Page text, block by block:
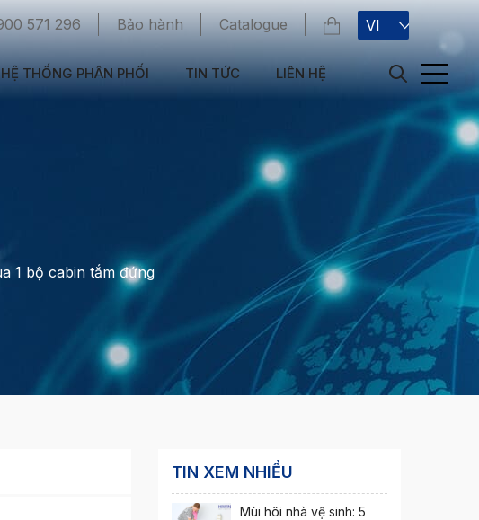
571 296 Bảo hành Catalogue VI
HỆ THỐNG PHÂN PHỐI TIN TỨC LIÊN HỆ
1 bộ cabin tắm đứng
TIN XEM NHIỀU
Mùi hôi nhà vệ sinh: 5